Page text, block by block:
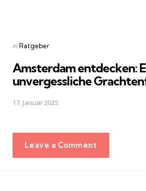
Posted
inRatgeber
Amsterdam entdecken:
unvergessliche
17. Januar 2025
Leave a Comment